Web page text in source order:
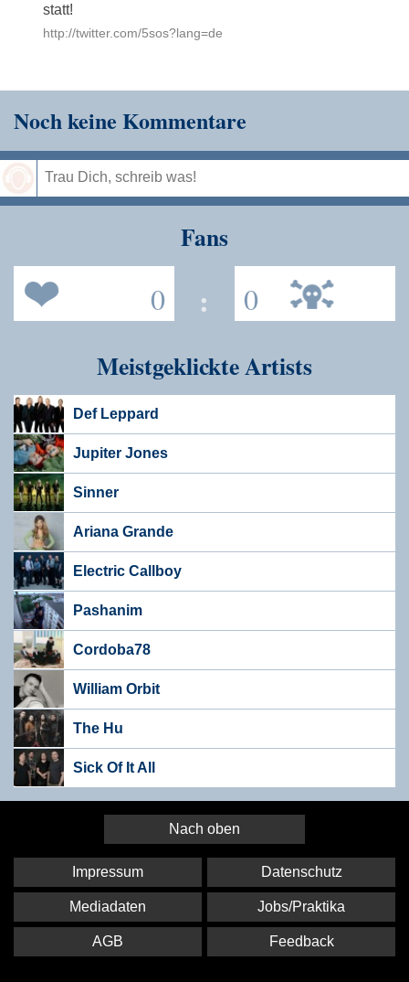
statt!
http://twitter.com/5sos?lang=de
Noch keine Kommentare
Fans
0 : 0
Meistgeklickte Artists
Def Leppard
Jupiter Jones
Sinner
Ariana Grande
Electric Callboy
Pashanim
Cordoba78
William Orbit
The Hu
Sick Of It All
Nach oben
Impressum Datenschutz
Mediadaten Jobs/Praktika
AGB Feedback